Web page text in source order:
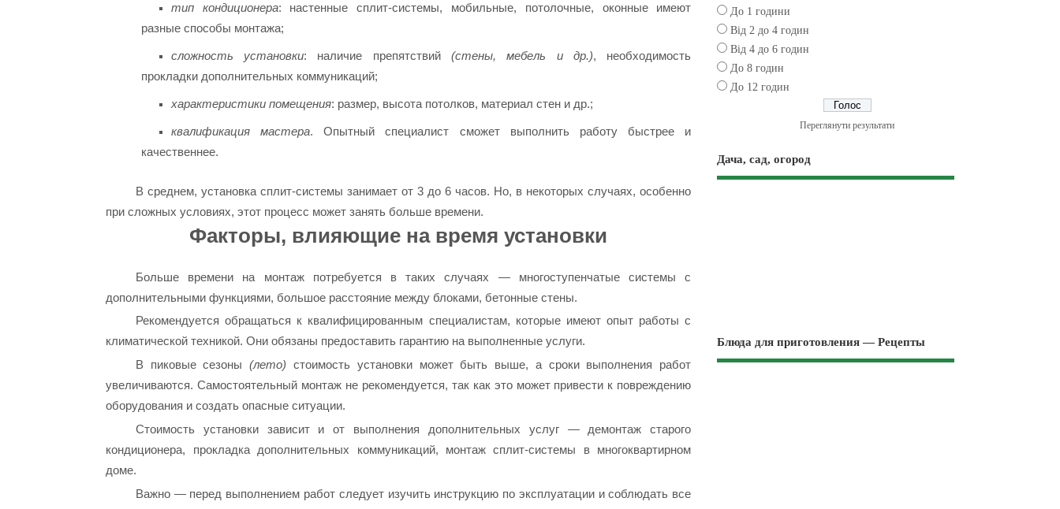
тип кондиционера: настенные сплит-системы, мобильные, потолочные, оконные имеют
разные способы монтажа;
сложность установки: наличие препятствий(стены, мебель и др.), необходимость
прокладки дополнительных коммуникаций;
характеристики помещения: размер, высота потолков, материал стен и др.;
квалификация мастера. Опытный специалист сможет выполнить работу быстрее и
качественнее.
В среднем, установка сплит-системы занимает от 3 до 6 часов. Но, в некоторых случаях, особенно
при сложных условиях, этот процесс может занять больше времени.
Факторы, влияющие на время установки
Больше времени на монтаж потребуется в таких случаях — многоступенчатые системы с
дополнительными функциями, большое расстояние между блоками, бетонные стены.
Рекомендуется обращаться к квалифицированным специалистам, которые имеют опыт работы с
климатической техникой. Они обязаны предоставить гарантию на выполненные услуги.
В пиковые сезоны(лето) стоимость установки может быть выше, а сроки выполнения работ
увеличиваются. Самостоятельный монтаж не рекомендуется, так как это может привести к повреждению
оборудования и создать опасные ситуации.
Стоимость установки зависит и от выполнения дополнительных услуг — демонтаж старого
кондиционера, прокладка дополнительных коммуникаций, монтаж сплит-системы в многоквартирном
доме.
Важно — перед выполнением работ следует изучить инструкцию по эксплуатации и соблюдать все
До 1 години
Від 2 до 4 годин
Від 4 до 6 годин
До 8 годин
До 12 годин
Переглянути результати
Дача, сад, огород
Блюда для приготовления — Рецепты